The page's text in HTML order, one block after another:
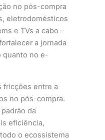
no pós-compra
eletrodomésticos
e TVs a cabo –
a jornada
quanto no e-
fricções entre a
no pós-compra.
da
eficiência,
o ecossistema